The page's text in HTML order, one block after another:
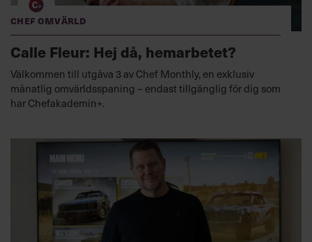
Chef Omvärld
Calle Fleur: Hej då, hemarbetet?
Välkommen till utgåva 3 av Chef Monthly, en exklusiv
månatlig omvärldsspaning – endast tillgänglig för dig som
har Chefakademin+.